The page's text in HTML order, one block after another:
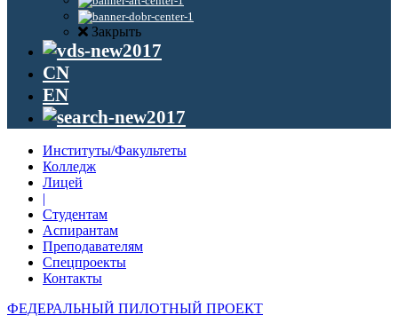
Закрыть
CN
EN
Институты/Факультеты
Колледж
Лицей
|
Студентам
Аспирантам
Преподавателям
Спецпроекты
Контакты
ФЕДЕРАЛЬНЫЙ ПИЛОТНЫЙ ПРОЕКТ